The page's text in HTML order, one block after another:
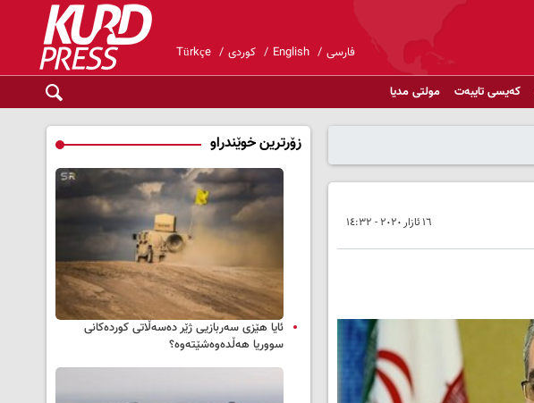
فارسی English کوردی Türkçe
کەیسی تایبەت مولتی مدیا
١٦ ئازار ٢٠٢٠ - ١٤:٣٢
زۆرترین خوێندراو
ئایا هێزی سەربازیی ژێر دەسەڵاتی کوردەکانی
سووریا هەڵدەوەشێتەوە؟